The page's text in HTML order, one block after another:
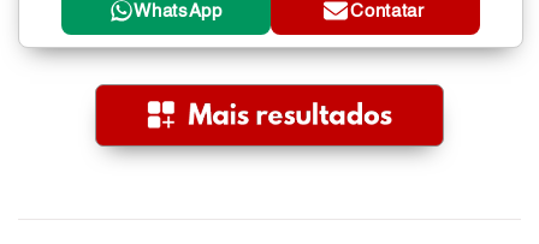
WhatsApp Contatar